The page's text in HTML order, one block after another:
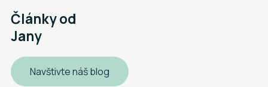
Články od
Jany
Navštivte náš blog